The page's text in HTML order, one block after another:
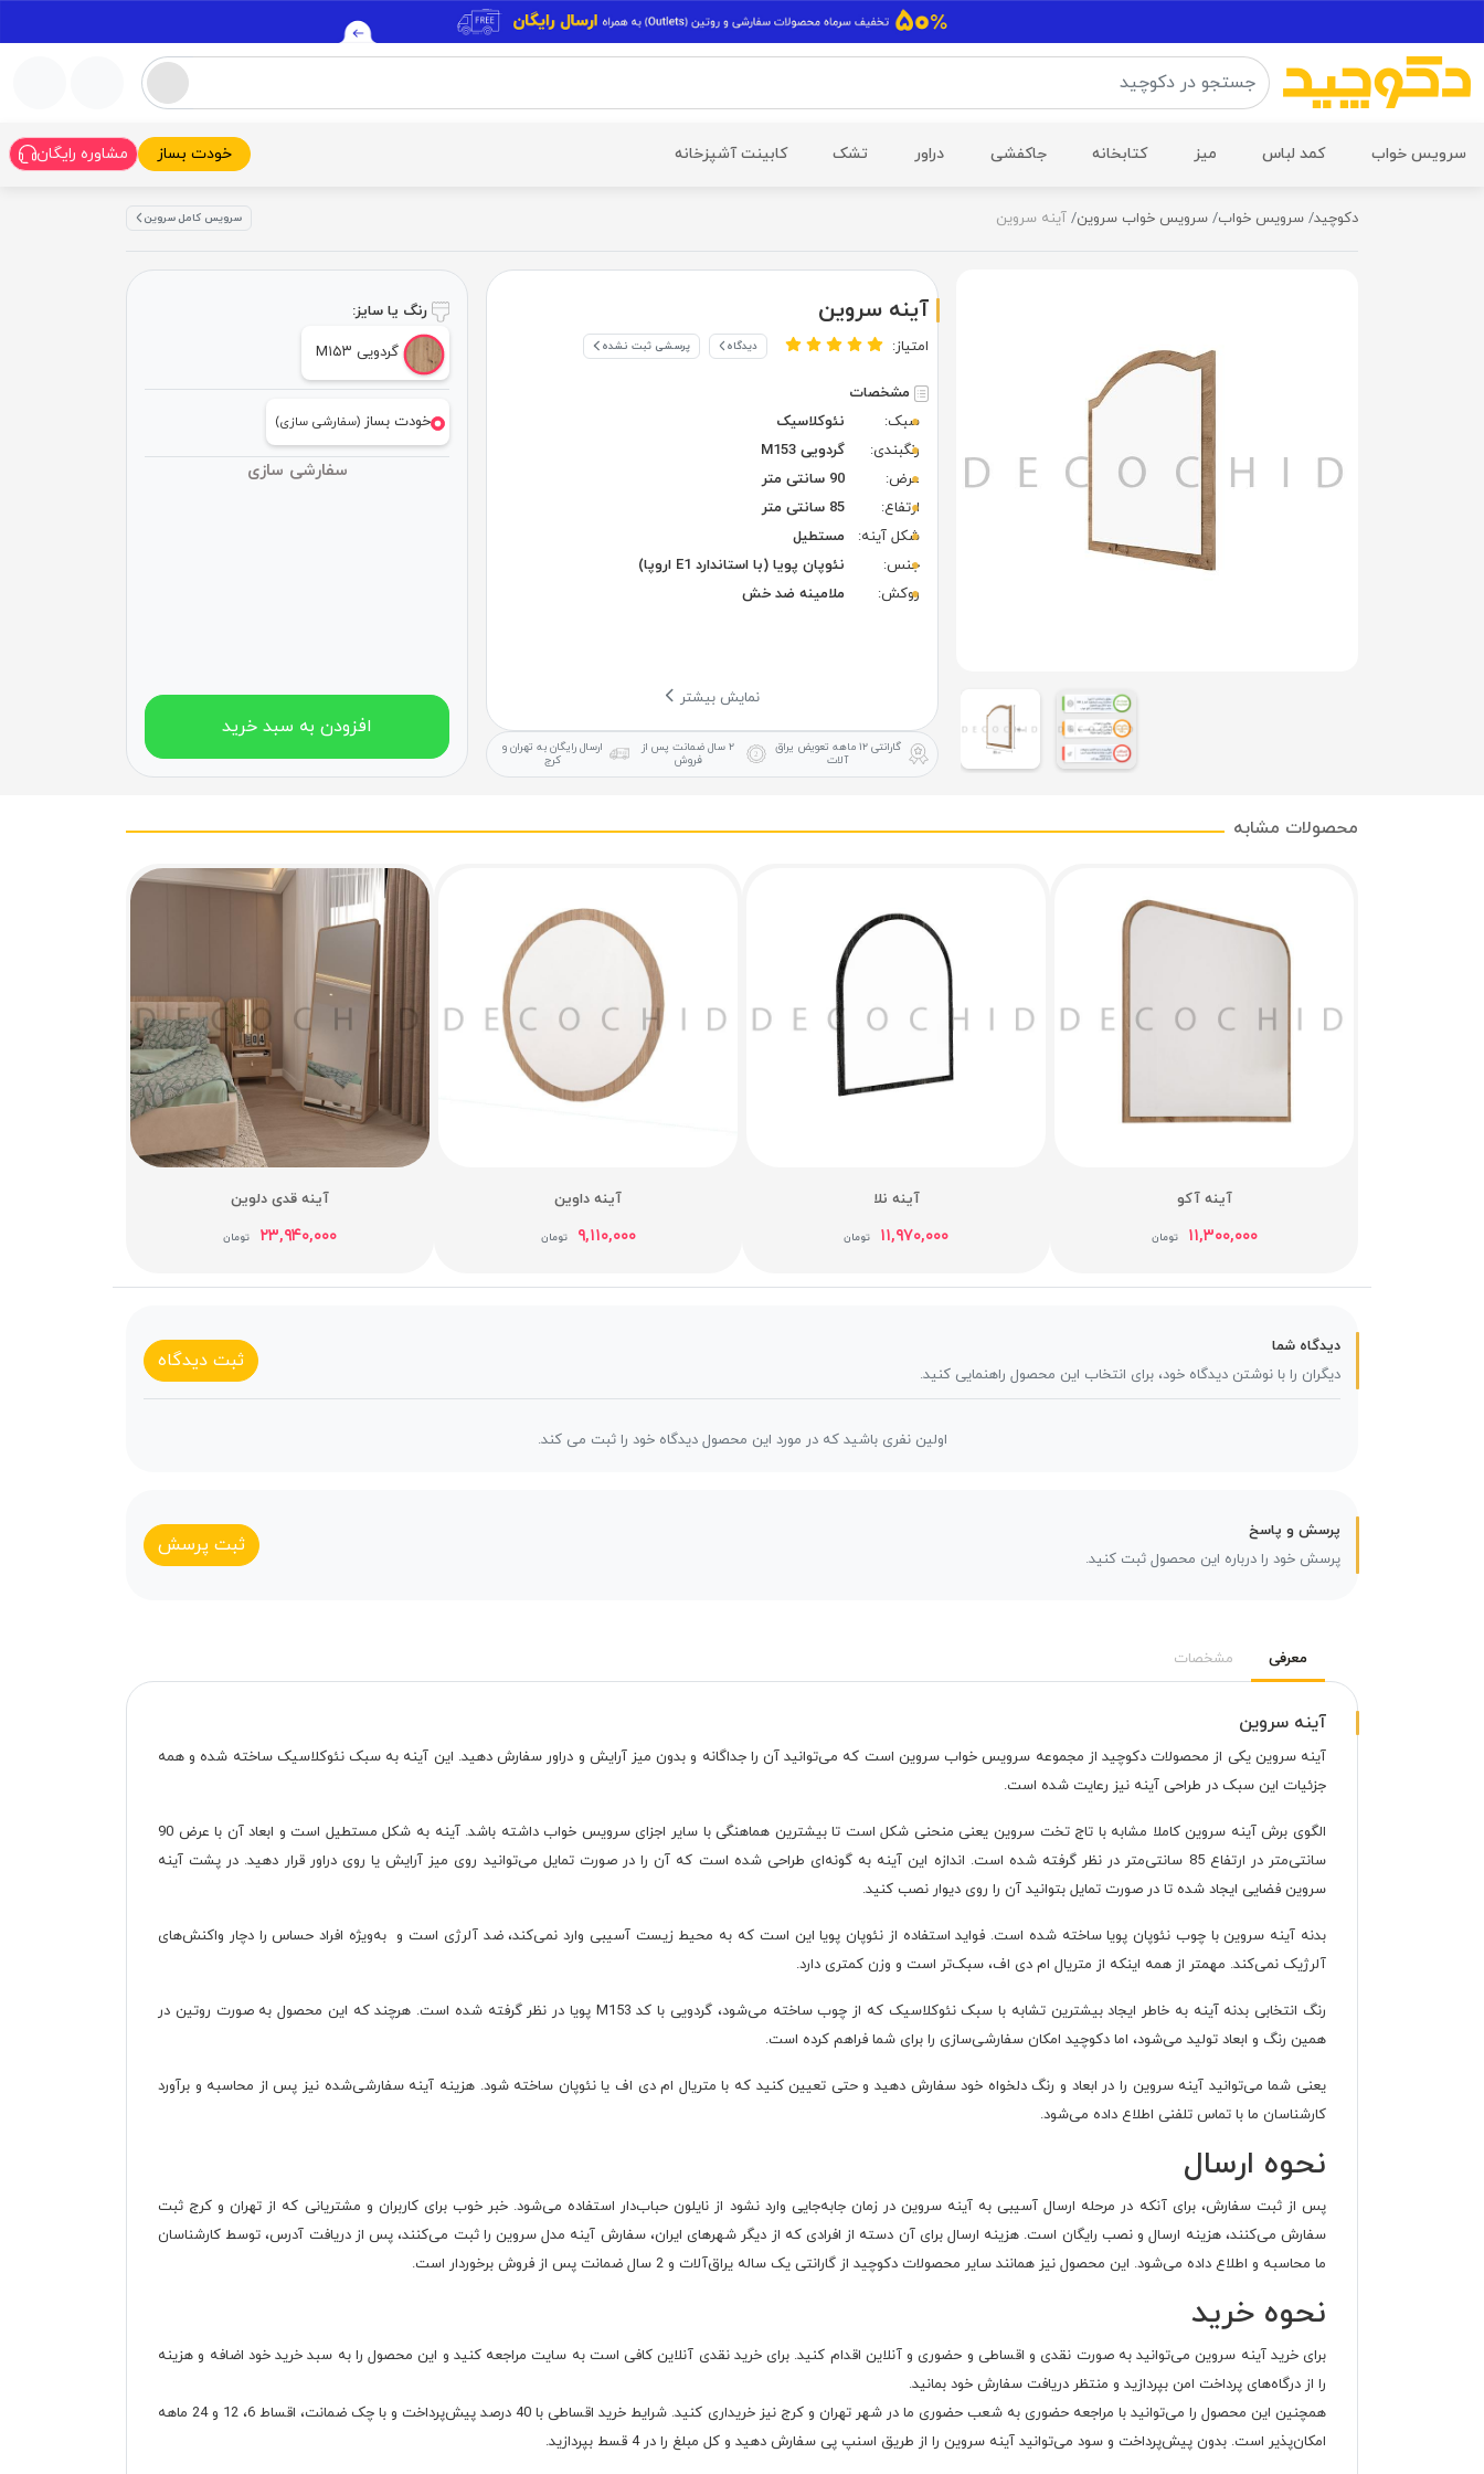
سرویس خواب کمد لباس میز کتابخانه جاکفشی دراور تشک کابینت آشپزخانه خودت بساز مشاوره رایگان
دکوچید سرویس خواب سرویس خواب سروین آینه سروین سرویس کامل سروین
آینه سروین
امتیاز: دیدگاه پرسشی ثبت نشده
مشخصات
سبک:
نئوکلاسیک
رنگبندی:
گردویی M153
عرض:
90 سانتی متر
ارتفاع:
85 سانتی متر
شکل آینه:
مستطیل
جنس:
نئوپان پویا (با استاندارد E1 اروپا)
روکش:
ملامینه ضد خش
نمایش بیشتر
گارانتی ۱۲ ماهه
تعویض یراق
آلات
۲ سال ضمانت
پس از
فروش
ارسال رایگان به تهران و
کرج
رنگ یا سایز:
گردویی M۱۵۳
خودت بساز(سفارشی سازی)
سفارشی سازی
افزودن به سبد خرید
محصولات مشابه
آینه آکو
۱۱,۳۰۰,۰۰۰ تومان
آینه نلا
۱۱,۹۷۰,۰۰۰ تومان
آینه داوین
۹,۱۱۰,۰۰۰ تومان
آینه قدی دلوین
۲۳,۹۴۰,۰۰۰ تومان
دیدگاه شما
دیگران را با نوشتن دیدگاه خود، برای انتخاب این محصول راهنمایی کنید.
ثبت دیدگاه
اولین نفری باشید که در مورد این محصول دیدگاه خود را ثبت می کند.
پرسش و پاسخ
پرسش خود را درباره این محصول ثبت کنید.
ثبت پرسش
معرفی مشخصات
آینه سروین
آینه سروین یکی از محصولات دکوچید از مجموعه سرویس خواب سروین است که می‌توانید آن را جداگانه و بدون میز آرایش و دراور سفارش دهید. این آینه به سبک نئوکلاسیک ساخته شده و همه
جزئیات این سبک در طراحی آینه نیز رعایت شده است.
الگوی برش آینه سروین کاملا مشابه با تاج تخت سروین یعنی منحنی شکل است تا بیشترین هماهنگی با سایر اجزای سرویس خواب داشته باشد. آینه به شکل مستطیل است و ابعاد آن با عرض 90
سانتی‌متر در ارتفاع 85 سانتی‌متر در نظر گرفته شده است. اندازه این آینه به گونه‌ای طراحی شده است که آن را در صورت تمایل می‌توانید روی میز آرایش یا روی دراور قرار دهید. در پشت آینه
سروین فضایی ایجاد شده تا در صورت تمایل بتوانید آن را روی دیوار نصب کنید.
بدنه آینه سروین با چوب نئوپان پویا ساخته شده است. فواید استفاده از نئوپان پویا این است که به محیط زیست آسیبی وارد نمی‌کند، ضد آلرژی است و به‌ویژه افراد حساس را دچار واکنش‌های
آلرژیک نمی‌کند. مهمتر از همه اینکه از متریال ام دی اف، سبک‌تر است و وزن کمتری دارد.
رنگ انتخابی بدنه آینه به خاطر ایجاد بیشترین تشابه با سبک نئوکلاسیک که از چوب ساخته می‌شود، گردویی با کد M153 پویا در نظر گرفته شده است. هرچند که این محصول به صورت روتین در
همین رنگ و ابعاد تولید می‌شود، اما دکوچید امکان سفارشی‌سازی را برای شما فراهم کرده است.
یعنی شما می‌توانید آینه سروین را در ابعاد و رنگ دلخواه خود سفارش دهید و حتی تعیین کنید که با متریال ام دی اف یا نئوپان ساخته شود. هزینه آینه سفارشی‌شده نیز پس از محاسبه و برآورد
کارشناسان ما با تماس تلفنی اطلاع داده می‌شود.
نحوه ارسال
پس از ثبت سفارش، برای آنکه در مرحله ارسال آسیبی به آینه سروین در زمان جابه‌جایی وارد نشود از نایلون حباب‌دار استفاده می‌شود. خبر خوب برای کاربران و مشتریانی که از تهران و کرج ثبت
سفارش می‌کنند، هزینه ارسال و نصب رایگان است. هزینه ارسال برای آن دسته از افرادی که از دیگر شهرهای ایران، سفارش آینه مدل سروین را ثبت می‌کنند، پس از دریافت آدرس، توسط کارشناسان
ما محاسبه و اطلاع داده می‌شود. این محصول نیز همانند سایر محصولات دکوچید از گارانتی یک ساله یراق‌آلات و 2 سال ضمانت پس از فروش برخوردار است.
نحوه خرید
برای خرید آینه سروین می‌توانید به صورت نقدی و اقساطی و حضوری و آنلاین اقدام کنید. برای خرید نقدی آنلاین کافی است به سایت مراجعه کنید و این محصول را به سبد خرید خود اضافه و هزینه
را از درگاه‌های پرداخت امن بپردازید و منتظر دریافت سفارش خود بمانید.
همچنین این محصول را می‌توانید با مراجعه حضوری به شعب حضوری ما در شهر تهران و کرج نیز خریداری کنید. شرایط خرید اقساطی با 40 درصد پیش‌پرداخت و با چک ضمانت، اقساط 6، 12 و 24 ماهه
امکان‌پذیر است. بدون پیش‌پرداخت و سود می‌توانید آینه سروین را از طریق اسنپ پی سفارش دهید و کل مبلغ را در 4 قسط بپردازید.